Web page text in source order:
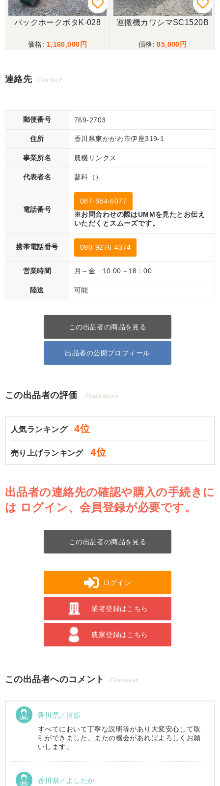
バックホークボタK-028
1,160,000
運搬機カワシマSC1520B
85,000
連絡先 Contact
郵便番号 769-2703
住所 香川県東かがわ市伊座319-1
事業所名 農機リンクス
代表者名 蓼科（）
電話番号
087-884-6077
※お問合わせの際はUMMを見たとお伝え
いただくとスムーズです。
携帯電話番号 090-9276-4374
営業時間 月～金 10:00～18：00
陸送 可能
この出品者の商品を見る
出品者の公開プロフィール
この出品者の評価 Evaluation
人気ランキング 4位
売り上げランキング 4位
出品者の連絡先の確認や購入の手続きに
は ログイン、会員登録が必要です。
この出品者の商品を見る
ログイン
業者登録はこちら
農家登録はこちら
この出品者へのコメント Comment
香川県／河部
すべてにおいて丁寧な説明等があり大変安心して取
引ができました。またの機会があればよろしくお願
いします。
香川県／よしたか